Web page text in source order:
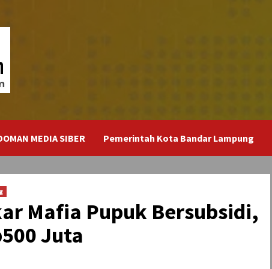
MEDIA SIBER Pemerintah Kota Bandar Lampung
Mafia Pupuk Bersubsidi,
Juta